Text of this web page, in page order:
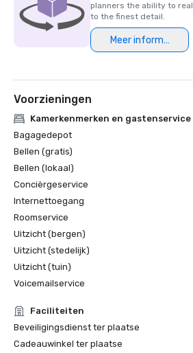
planners the ability to
to the finest detail.
Meer informatie
Voorzieningen
Kamerkenmerken en gastenservice
Bagagedepot
Bellen (gratis)
Bellen (lokaal)
Conciërgeservice
Internettoegang
Roomservice
Uitzicht (bergen)
Uitzicht (stedelijk)
Uitzicht (tuin)
Voicemailservice
Faciliteiten
Beveiligingsdienst ter plaatse
Cadeauwinkel ter plaatse